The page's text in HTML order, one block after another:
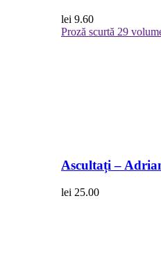
lei 9.60
Proză scurtă 29
Ascultați –
lei 25.00